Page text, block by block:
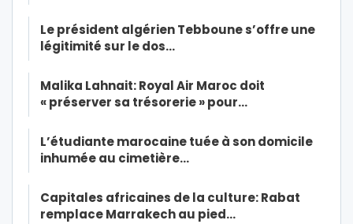
Le président algérien Tebboune s’offre une
légitimité sur le dos…
Malika Lahnait: Royal Air Maroc doit
« préserver sa trésorerie » pour…
L’étudiante marocaine tuée à son domicile
inhumée au cimetière…
Capitales africaines de la culture: Rabat
remplace Marrakech au pied…